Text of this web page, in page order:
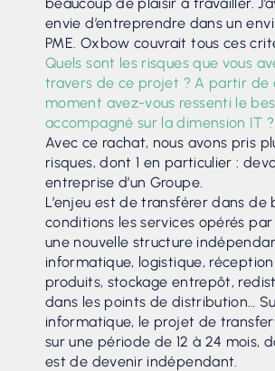
envie d’entreprendre dans un
PME. Oxbow couvrait tous ces
Quels sont les risques que vous
travers de ce projet ? A partir de
moment avez-vous ressenti le
accompagné sur la dimension IT ?
Avec ce rachat, nous avons pris
risques, dont 1 en particulier :
entreprise d’un Groupe.
L’enjeu est de transférer dans de
conditions les services opérés
une nouvelle structure
informatique, logistique,
produits, stockage entrepôt,
dans les points de distribution…
informatique, le projet de
sur une période de 12 à 24 mois,
est de devenir indépendant.